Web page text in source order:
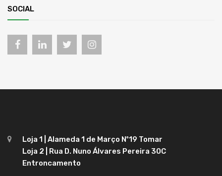
SOCIAL
Loja 1 | Alameda 1 de Março Nº19 Tomar
Loja 2 | Rua D. Nuno Álvares Pereira 30C
Entroncamento